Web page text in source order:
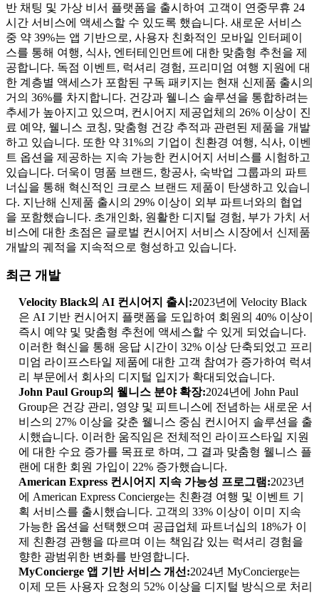
반 채팅 및 가상 비서 플랫폼을 출시하여 고객이 연중무휴 24
시간 서비스에 액세스할 수 있도록 했습니다. 새로운 서비스
중 약 39%는 앱 기반으로, 사용자 친화적인 모바일 인터페이
스를 통해 여행, 식사, 엔터테인먼트에 대한 맞춤형 추천을 제
공합니다. 독점 이벤트, 럭셔리 경험, 프리미엄 여행 지원에 대
한 계층별 액세스가 포함된 구독 패키지는 현재 신제품 출시의
거의 36%를 차지합니다. 건강과 웰니스 솔루션을 통합하려는
추세가 높아지고 있으며, 컨시어지 제공업체의 26% 이상이 진
료 예약, 웰니스 코칭, 맞춤형 건강 추적과 관련된 제품을 개발
하고 있습니다. 또한 약 31%의 기업이 친환경 여행, 식사, 이벤
트 옵션을 제공하는 지속 가능한 컨시어지 서비스를 시험하고
있습니다. 더욱이 명품 브랜드, 항공사, 숙박업 그룹과의 파트
너십을 통해 혁신적인 크로스 브랜드 제품이 탄생하고 있습니
다. 지난해 신제품 출시의 29% 이상이 외부 파트너와의 협업
을 포함했습니다. 초개인화, 원활한 디지털 경험, 부가 가치 서
비스에 대한 초점은 글로벌 컨시어지 서비스 시장에서 신제품
개발의 궤적을 지속적으로 형성하고 있습니다.
최근 개발
Velocity Black의 AI 컨시어지 출시:2023년에 Velocity Black
은 AI 기반 컨시어지 플랫폼을 도입하여 회원의 40% 이상이
즉시 예약 및 맞춤형 추천에 액세스할 수 있게 되었습니다.
이러한 혁신을 통해 응답 시간이 32% 이상 단축되었고 프리
미엄 라이프스타일 제품에 대한 고객 참여가 증가하여 럭셔
리 부문에서 회사의 디지털 입지가 확대되었습니다.
John Paul Group의 웰니스 분야 확장:2024년에 John Paul
Group은 건강 관리, 영양 및 피트니스에 전념하는 새로운 서
비스의 27% 이상을 갖춘 웰니스 중심 컨시어지 솔루션을 출
시했습니다. 이러한 움직임은 전체적인 라이프스타일 지원
에 대한 수요 증가를 목표로 하며, 그 결과 맞춤형 웰니스 플
랜에 대한 회원 가입이 22% 증가했습니다.
American Express 컨시어지 지속 가능성 프로그램:2023년
에 American Express Concierge는 친환경 여행 및 이벤트 기
획 서비스를 출시했습니다. 고객의 33% 이상이 이미 지속
가능한 옵션을 선택했으며 공급업체 파트너십의 18%가 이
제 친환경 관행을 따르며 이는 책임감 있는 럭셔리 경험을
향한 광범위한 변화를 반영합니다.
MyConcierge 앱 기반 서비스 개선:2024년 MyConcierge는
이제 모든 사용자 요청의 52% 이상을 디지털 방식으로 처리